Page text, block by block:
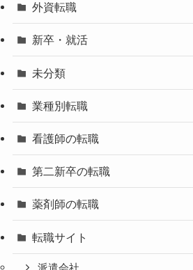
外資転職
新卒・就活
未分類
業種別転職
看護師の転職
第二新卒の転職
薬剤師の転職
転職サイト